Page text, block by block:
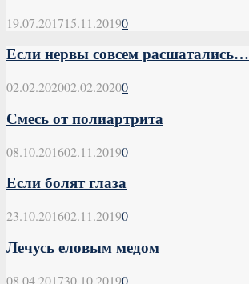
19.07.201715.11.20190
Если нервы совсем расшатались…
02.02.202002.02.20200
Смесь от полиартрита
08.10.201602.11.20190
Если болят глаза
23.10.201602.11.20190
Лечусь еловым медом
08.04.201730.10.20190